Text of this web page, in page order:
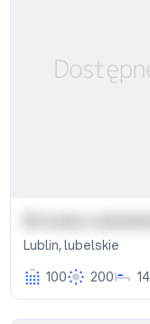
Browary
Lublin,lubelskie
100
200 14